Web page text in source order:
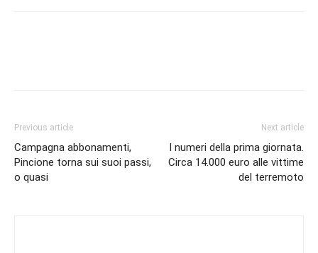
Previous article
Campagna abbonamenti,
Pincione torna sui suoi passi,
o quasi
Next article
I numeri della prima giornata.
Circa 14.000 euro alle vittime
del terremoto